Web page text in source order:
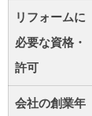
リフォームに
必要な資格・
許可
会社の創業年